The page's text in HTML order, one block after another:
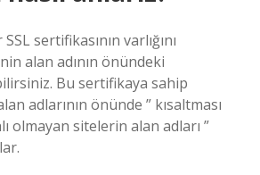
sertifikasının varlığını
alan adının önündeki
Bu sertifikaya sahip
adlarının önünde ” kısaltması
olmayan sitelerin alan adları ”